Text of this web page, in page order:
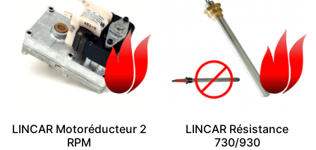
LINCAR Motoréducteur 2
RPM
LINCAR Résistance
730/930